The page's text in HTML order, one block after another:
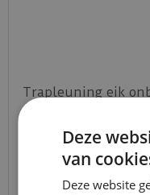
Trapleuning eik
40x60mm 350cm
549,02
In verband
Deze
van
Deze website